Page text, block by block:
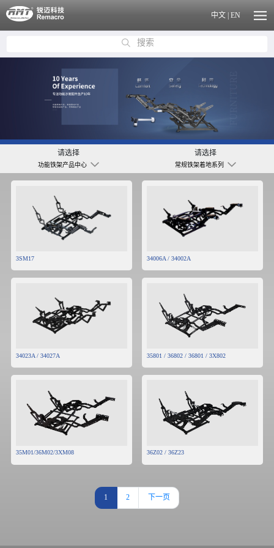
中文 | EN
搜索
请选择 请选择
功能铁架产品中心 常规铁架着地系列
3SM17 34006A / 34002A
34023A / 34027A 35801 / 36802 / 36801 / 3X802
35M01/36M02/3XM08 36Z02 / 36Z23
1 2 下一页